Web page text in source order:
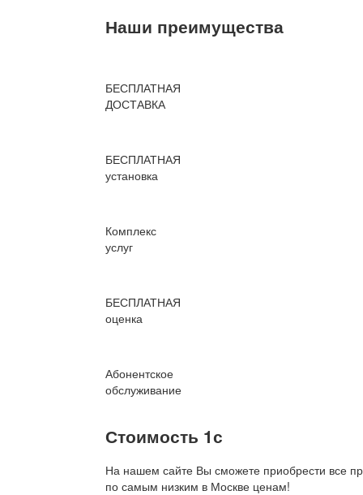
Наши преимущества
БЕСПЛАТНАЯ
ДОСТАВКА
БЕСПЛАТНАЯ
установка
Комплекс
услуг
БЕСПЛАТНАЯ
оценка
Абонентское
обслуживание
Стоимость 1с
На нашем сайте Вы сможете приобрести все
по самым низким в Москве ценам!